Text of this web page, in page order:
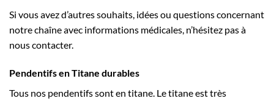
Si vous avez d’autres souhaits, idées ou questions concernant
notre chaîne avec informations médicales, n’hésitez pas à
nous contacter.
Pendentifs en Titane durables
Tous nos pendentifs sont en titane. Le titane est très